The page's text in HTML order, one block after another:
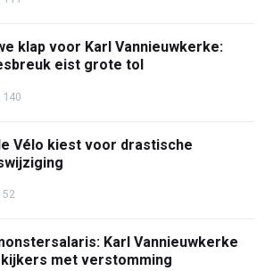
klap voor Karl Vannieuwkerke:
eist grote tol
140
Vélo kiest voor drastische
52
Karl Vannieuwkerke
met verstomming